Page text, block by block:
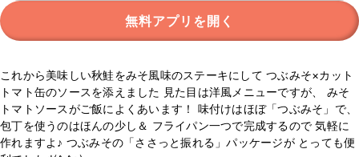
無料アプリを開く
これから美味しい秋鮭をみそ風味のステーキにして つぶみそ×カット
トマト缶のソースを添えました 見た目は洋風メニューですが、 みそ
トマトソースがご飯によくあいます！ 味付けはほぼ「つぶみそ」で、
包丁を使うのはほんの少し＆ フライパン一つで完成するので 気軽に
作れますよ♪ つぶみその「ささっと振れる」パッケージが とっても便